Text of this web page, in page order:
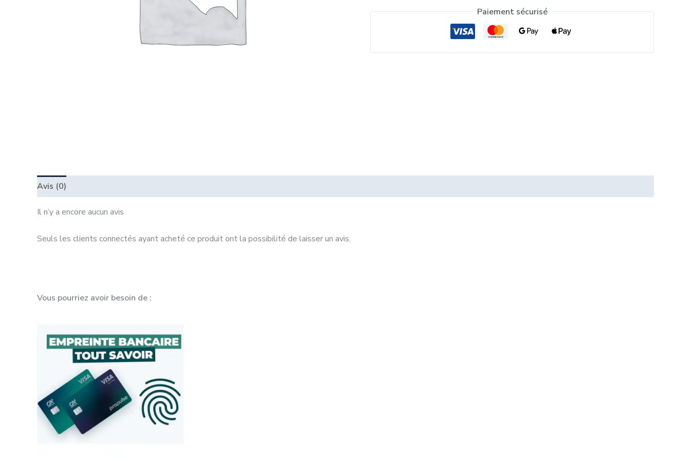
Paiement sécurisé
Avis (0)
Il n’y a encore aucun avis
Seuls les clients connectés ayant acheté ce produit ont la possibilité de laisser un avis.
Vous pourriez avoir besoin de :
prix :
50,00 €
à
900,00 €